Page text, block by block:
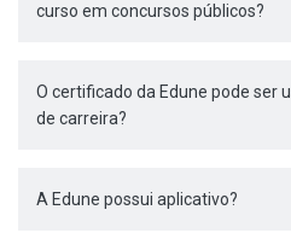
curso em concursos públicos?
O certificado da Edune pode ser
de carreira?
A Edune possui aplicativo?